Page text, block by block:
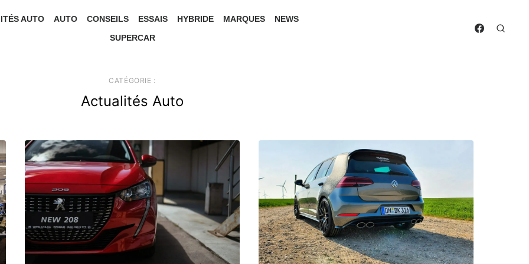
AUTO AUTO CONSEILS ESSAIS HYBRIDE MARQUES
NEWS
SUPERCAR
CATÉGORIE :
Actualités Auto